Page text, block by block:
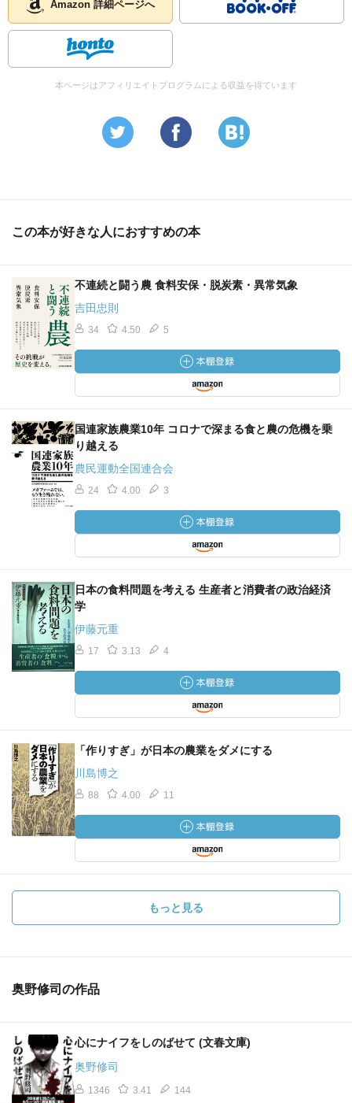
Amazon 詳細ページへ
本ページはアフィリエイトプログラムによる収益を得ています
この本が好きな人におすすめの本
不連続と闘う農 食料安保・脱炭素・異常気象
吉田忠則
34 4.50 5
国連家族農業10年 コロナで深まる食と農の危機を乗
り越える
農民運動全国連合会
24 4.00 3
日本の食料問題を考える 生産者と消費者の政治経済
学
伊藤元重
17 3.13 4
「作りすぎ」が日本の農業をダメにする
川島博之
88 4.00 11
もっと見る
奥野修司の作品
心にナイフをしのばせて (文春文庫)
奥野修司
1346 3.41 144